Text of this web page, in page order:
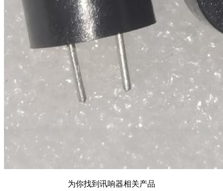
为你找到讯响器相关产品